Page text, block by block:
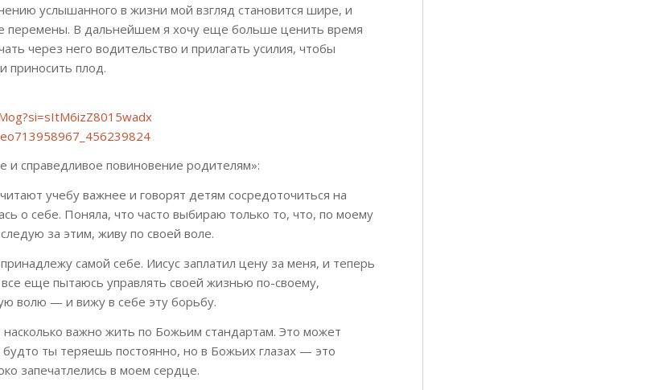
услышанного в жизни мой взгляд становится шире, и
перемены. В дальнейшем я хочу еще больше ценить время
через него водительство и прилагать усилия, чтобы
приносить плод.
и справедливое повиновение родителям»:
учебу важнее и говорят детям сосредоточиться на
о себе. Поняла, что часто выбираю только то, что, по моему
за этим, живу по своей воле.
самой себе. Иисус заплатил цену за меня, и теперь
еще пытаюсь управлять своей жизнью по-своему,
волю — и вижу в себе эту борьбу.
важно жить по Божьим стандартам. Это может
ты теряешь постоянно, но в Божьих глазах — это
запечатлелись в моем сердце.